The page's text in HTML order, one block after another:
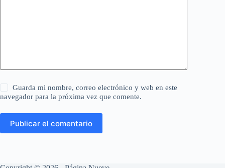
Guarda mi nombre, correo electrónico y web en este
navegador para la próxima vez que comente.
Publicar el comentario